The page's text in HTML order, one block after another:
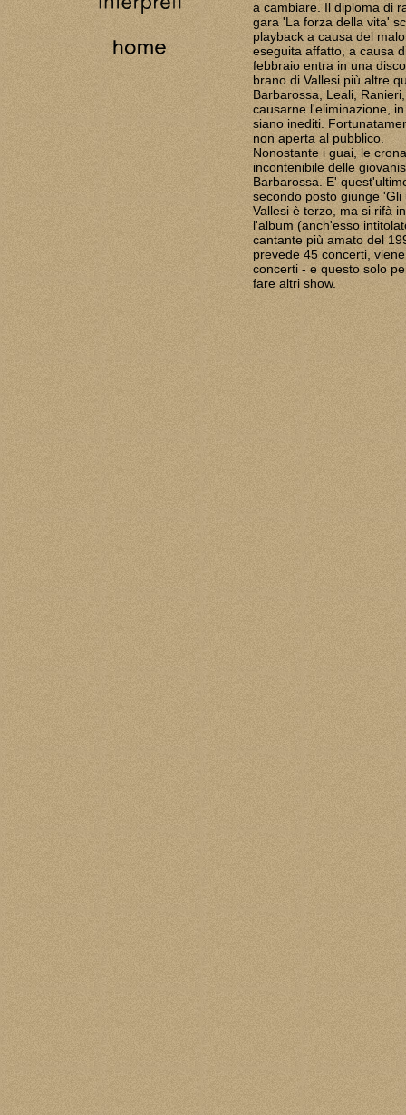
a cambiare. Il diploma di
gara 'La forza della vita'
playback a causa del
eseguita affatto, a causa
febbraio entra in una
brano di Vallesi più altre
Barbarossa, Leali,
causarne l'eliminazione,
siano inediti.
non aperta al pubblico.
Nonostante i guai, le
incontenibile delle
Barbarossa. E'
secondo posto giunge
Vallesi è terzo, ma si rifà
l'album (anch'esso
cantante più amato del
prevede 45 concerti,
concerti - e questo solo
fare altri show.